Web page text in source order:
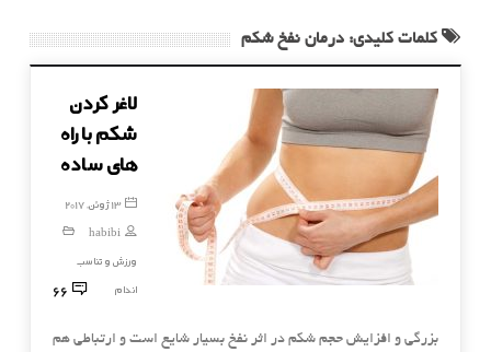
کلمات کلیدی: درمان نفخ شکم
لاغر کردن
شکم با راه
های ساده
13 ژوئن, 2017
habibi
ورزش و تناسب
اندام
66
بزرگی و افزایش حجم شکم در اثر نفخ بسیار شایع است و ارتباطی هم